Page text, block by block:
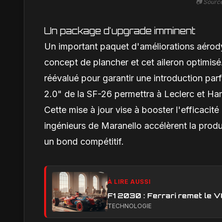
📷
Un package d'upgrade imminent
Un important paquet d'améliorations
concept de plancher et cet aileron
réévalué pour garantir une introduction
2.0" de la SF-26 permettra à Leclerc et
Cette mise à jour vise à booster
ingénieurs de Maranello accélèrent la
un bond compétitif.
À LIRE AUSSI
F1 2030 : Ferrari remet le
TECHNOLOGIE